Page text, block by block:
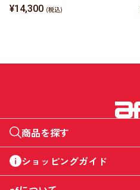
¥14,300
商品を探す
ショッピングガイド